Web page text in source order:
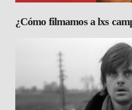
¿Cómo filmamos a lxs